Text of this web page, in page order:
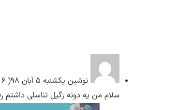
نوشین یکشنبه ۵ آبان ۹۸( 6 سال پیش)
سلام من یه دونه زگیل تناسلی داشتم